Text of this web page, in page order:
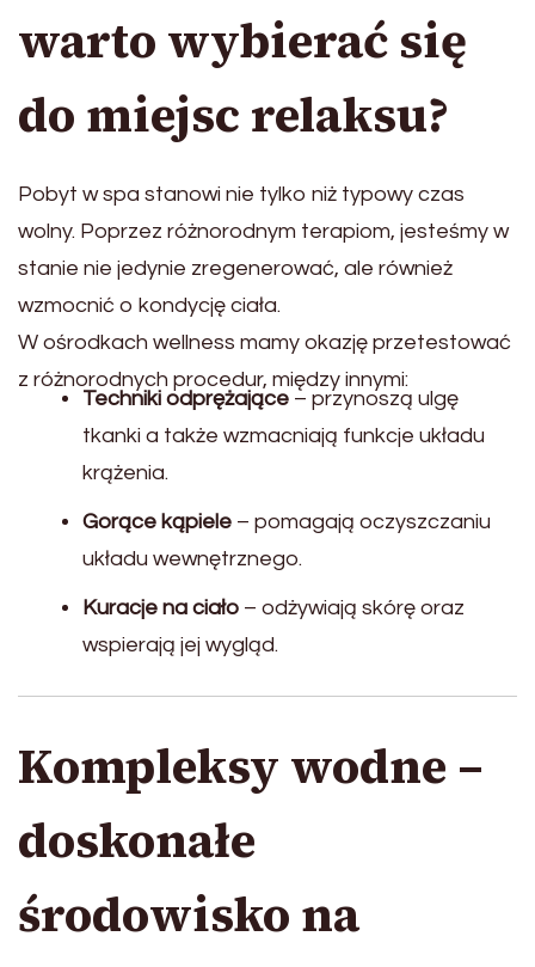
warto wybierać się
do miejsc relaksu?
Pobyt w spa stanowi nie tylko niż typowy czas
wolny. Poprzez różnorodnym terapiom, jesteśmy w
stanie nie jedynie zregenerować, ale również
wzmocnić o kondycję ciała.
W ośrodkach wellness mamy okazję przetestować
z różnorodnych procedur, między innymi:
Techniki odprężające – przynoszą ulgę
tkanki a także wzmacniają funkcje układu
krążenia.
Gorące kąpiele – pomagają oczyszczaniu
układu wewnętrznego.
Kuracje na ciało – odżywiają skórę oraz
wspierają jej wygląd.
Kompleksy wodne –
doskonałe
środowisko na